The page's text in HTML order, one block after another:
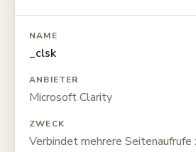
NAME
_clsk
ANBIETER
Microsoft Clarity
ZWECK
Verbindet mehrere Seitenaufrufe